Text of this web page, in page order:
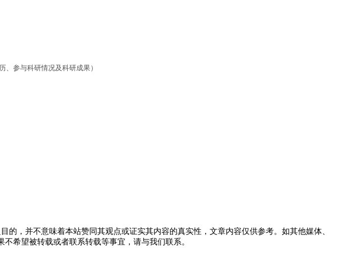
参与科研情况及科研成果）
，并不意味着本站赞同其观点或证实其内容的真实性，文章内容仅供参考。如其他媒体、
希望被转载或者联系转载等事宜，请与我们联系。